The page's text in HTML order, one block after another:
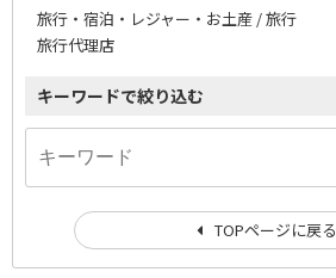
旅行・宿泊・レジャー・お土産 / 旅行
旅行代理店
キーワードで絞り込む
TOPページに戻る